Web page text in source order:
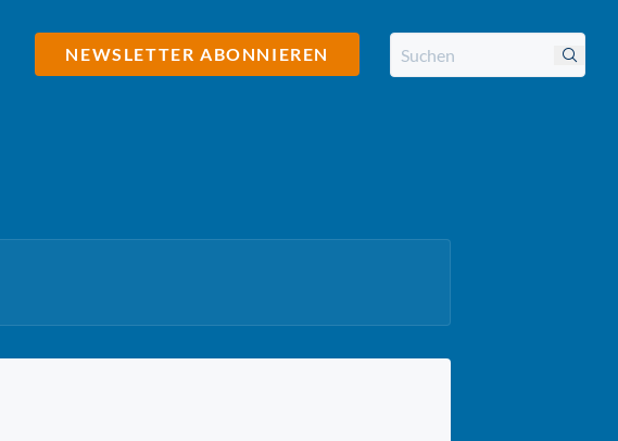
NEWSLETTER ABONNIEREN